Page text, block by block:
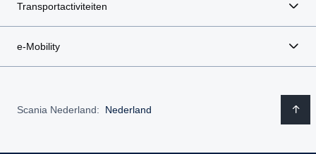
Transportactiviteiten
e-Mobility
Scania Nederland: Nederland